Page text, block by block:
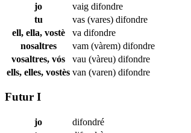
jo vaig difondre
tu
vas (vares) difondre
ell, ella, vostè
va difondre
nosaltres
vam (vàrem) difondre
vosaltres, vós
vau (vàreu) difondre
ells, elles, vostès van (varen) difondre
Futur I
jo
difondré